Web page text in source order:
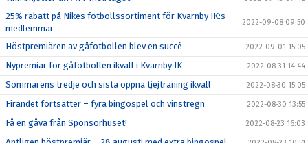
25% rabatt på Nikes fotbollssortiment för Kvarnby IK:s
medlemmar
2022-09-08 09:50
Höstpremiären av gåfotbollen blev en succé 2022-09-01 15:05
Nypremiär för gåfotbollen ikväll i Kvarnby IK 2022-08-31 14:44
Sommarens tredje och sista öppna tjejträning ikväll 2022-08-30 15:05
Firandet fortsätter – fyra bingospel och vinstregn 2022-08-30 13:55
Få en gåva från Sponsorhuset! 2022-08-23 16:03